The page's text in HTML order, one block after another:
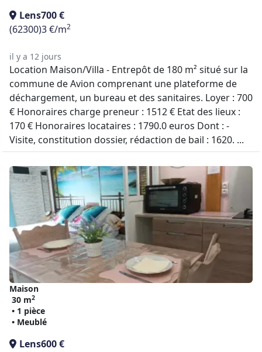
Lens700 €
(62300)3 €/m2
il y a 12 jours
Location Maison/Villa - Entrepôt de 180 m² situé sur la
commune de Avion comprenant une plateforme de
déchargement, un bureau et des sanitaires. Loyer : 700
€ Honoraires charge preneur : 1512 € Etat des lieux :
170 € Honoraires locataires : 1790.0 euros Dont : -
Visite, constitution dossier, rédaction de bail : 1620. ...
Maison
30 m2
• 1 pièce
• Meublé
Lens600 €